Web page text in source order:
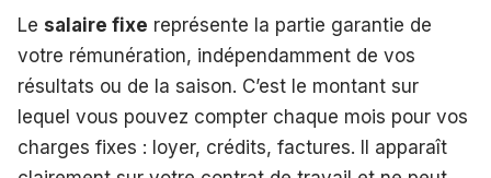
Le salaire fixe représente la partie garantie de
votre rémunération, indépendamment de vos
résultats ou de la saison. C’est le montant sur
lequel vous pouvez compter chaque mois pour vos
charges fixes : loyer, crédits, factures. Il apparaît